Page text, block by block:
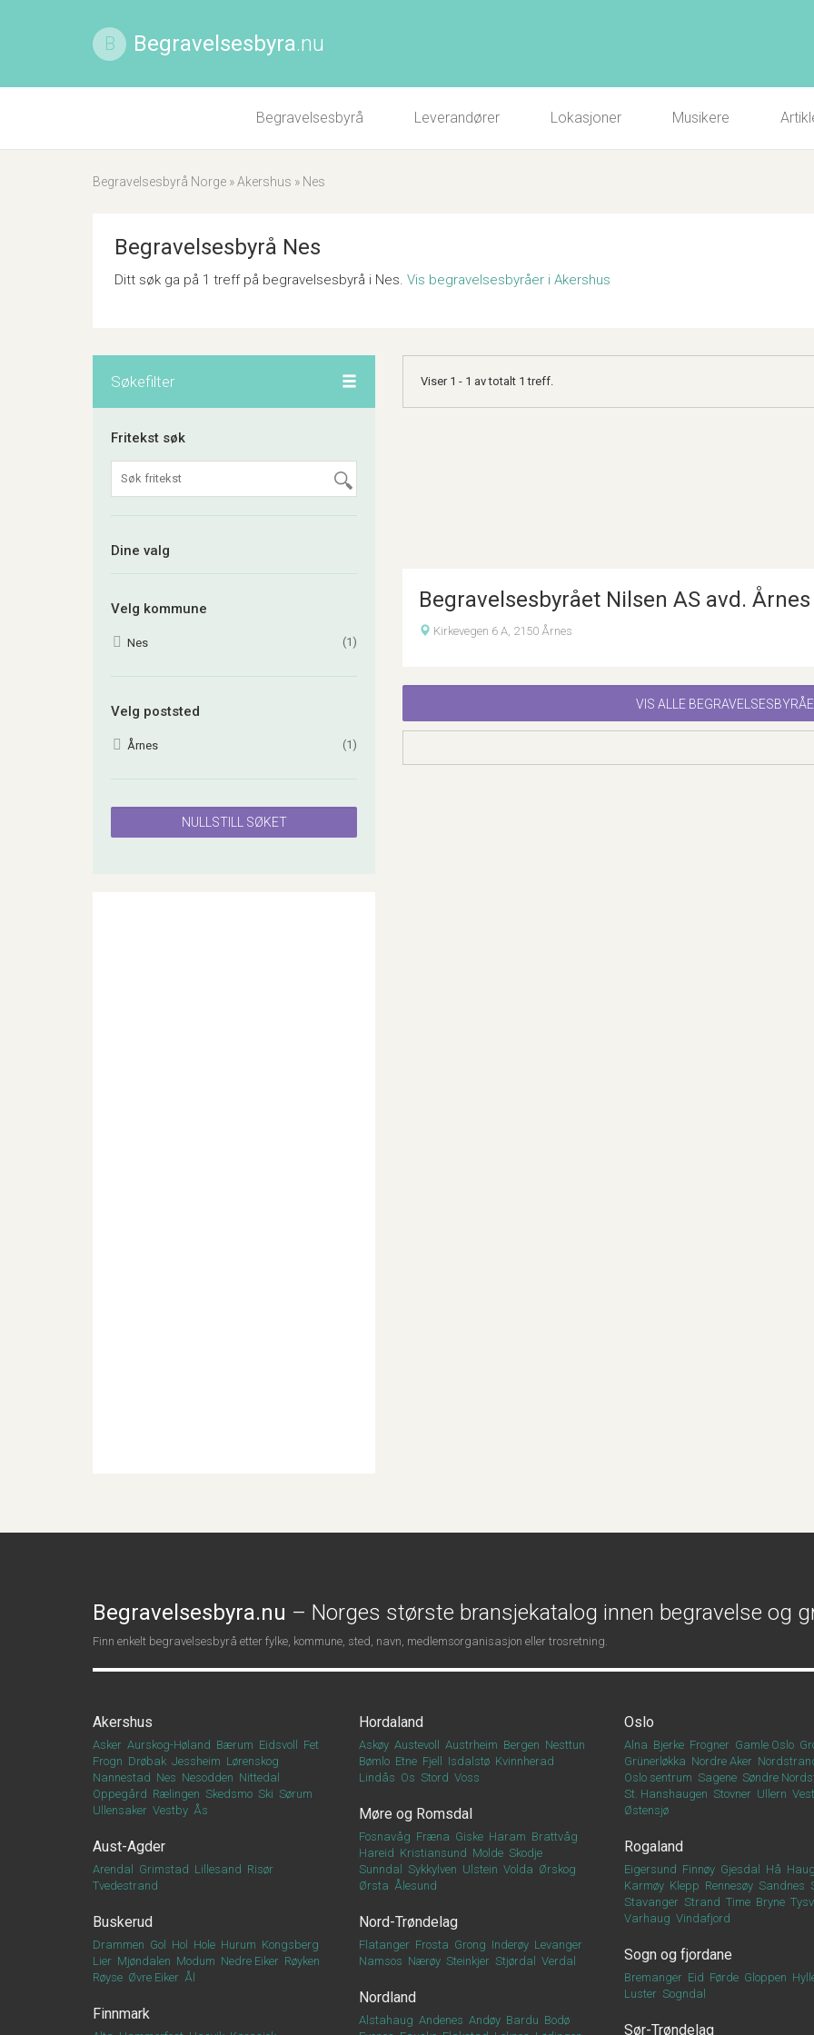
B Begravelsesbyra.nu
Begravelsesbyrå Leverandører Lokasjoner Musikere
Begravelsesbyrå Norge »Akershus » Nes
Begravelsesbyrå Nes
Ditt søk ga på 1 treff på begravelsesbyrå i Nes. Vis begravelsesbyråer i Akershus
Søkefilter
Fritekst søk
Dine valg
Velg kommune
Nes (1)
Velg poststed
Årnes (1)
NULLSTILL SØKET
Viser 1 - 1 av totalt 1 treff.
Begravelsesbyrået Nilsen AS avd. Årnes
Kirkevegen 6 A, 2150 Årnes
VIS ALLE
Begravelsesbyra.nu – Norges største bransjekatalog innen begravelse og
Finn enkelt begravelsesbyrå etter fylke, kommune, sted, navn, medlemsorganisasjon eller trosretning.
Akershus
Asker Aurskog-Høland Bærum Eidsvoll
Fet
Frogn Drøbak Jessheim Lørenskog
Nannestad Nes Nesodden Nittedal
Oppegård Rælingen Skedsmo Ski Sørum
Ullensaker Vestby Ås
Aust-Agder
Arendal Grimstad Lillesand Risør
Tvedestrand
Buskerud
Drammen Gol Hol Hole Hurum Kongsberg
Lier Mjøndalen Modum Nedre Eiker Røyken
Røyse Øvre Eiker Ål
Finnmark
Hordaland
Askøy Austevoll Austrheim Bergen Nesttun
Bømlo Etne Fjell Isdalstø Kvinnherad
Lindås Os Stord Voss
Møre og Romsdal
Fosnavåg Fræna Giske Haram Brattvåg
Hareid Kristiansund Molde Skodje
Sunndal
Sykkylven Ulstein Volda Ørskog
Ørsta Ålesund
Nord-Trøndelag
Flatanger Frosta Grong Inderøy Levanger
Namsos Nærøy Steinkjer Stjørdal Verdal
Nordland
Alstahaug Andenes Andøy Bardu Bodø
Oslo
Alna Bjerke Frogner Gamle Oslo
Grünerløkka Nordre Aker
Oslo sentrum Sagene Søndre
St. Hanshaugen Stovner Ullern
Østensjø
Rogaland
Eigersund Finnøy Gjesdal Hå
Karmøy Klepp Rennesøy Sandnes
Stavanger Strand Time Bryne
Varhaug Vindafjord
Sogn og fjordane
Bremanger Eid Førde Gloppen
Luster Sogndal
Sør-Trøndelag